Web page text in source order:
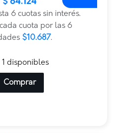
6 cuotas sin interés.
cuota por las 6
$10.687.
1 disponibles
Comprar